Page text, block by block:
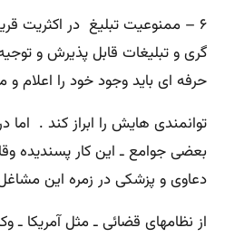
۶ – ممنوعیت تبلیغ در اکثریت
گری و تبلیغات قابل پذیرش و
حرفه ای باید وجود خود را اعلام و
توانمندی هایش را ابراز کند . اما
بعضی جوامع ـ این کار پسندیده
دعاوی و پزشکی در زمره این
از نظامهای قضائی ـ مثل آمریکا ـ